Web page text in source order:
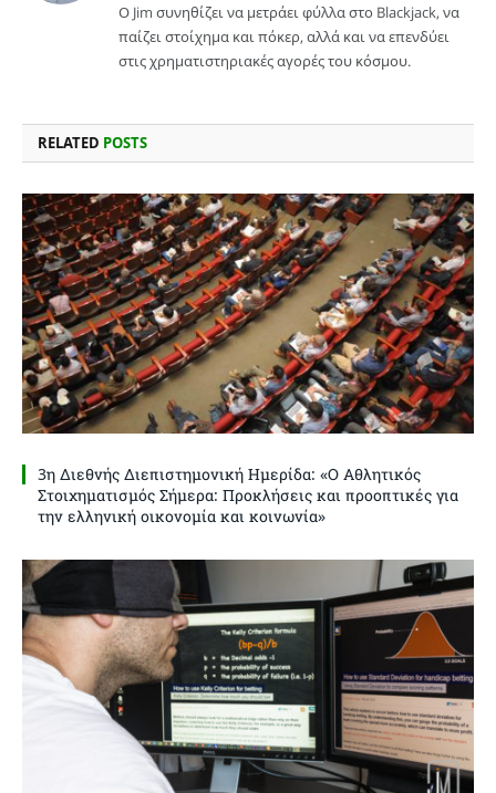
Ο Jim συνηθίζει να μετράει φύλλα στο Blackjack, να
παίζει στοίχημα και πόκερ, αλλά και να επενδύει
στις χρηματιστηριακές αγορές του κόσμου.
RELATED POSTS
3η Διεθνής Διεπιστημονική Ημερίδα: «Ο Αθλητικός
Στοιχηματισμός Σήμερα: Προκλήσεις και προοπτικές για
την ελληνική οικονομία και κοινωνία»